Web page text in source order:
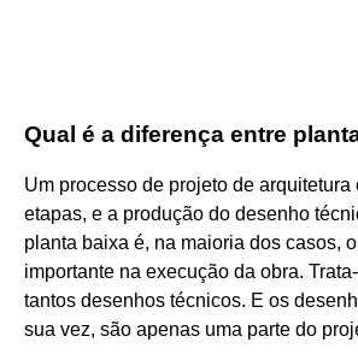
Qual é a diferença entre
Um processo de projeto de
etapas, e a produção do desenho
planta baixa é, na maioria dos casos,
importante na execução da obra.
tantos desenhos técnicos. E os
sua vez, são apenas uma parte do